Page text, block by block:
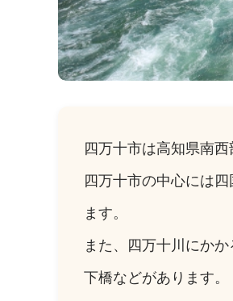
四万十市は高知県南
四万十市の中心には
ます。
また、四万十川にか
下橋などがあります。